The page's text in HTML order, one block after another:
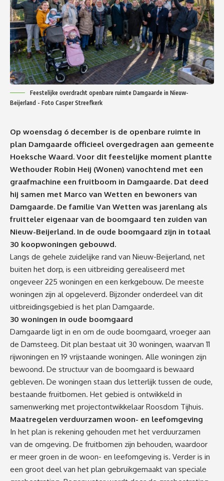
Feestelijke overdracht openbare ruimte Damgaarde in Nieuw-
Beijerland - Foto Casper Streefkerk
Op woensdag 6 december is de openbare ruimte in
plan Damgaarde officieel overgedragen aan gemeente
Hoeksche Waard. Voor dit feestelijke moment plantte
Wethouder Robin Heij (Wonen) vanochtend met een
graafmachine een fruitboom in Damgaarde. Dat deed
hij samen met Marco van Wetten en bewoners van
Damgaarde. De familie Van Wetten was jarenlang als
fruitteler eigenaar van de boomgaard ten zuiden van
Nieuw-Beijerland. In de oude boomgaard zijn in totaal
30 koopwoningen gebouwd.
Langs de gehele zuidelijke rand van Nieuw-Beijerland, net
buiten het dorp, is een uitbreiding gerealiseerd met
ongeveer 225 woningen en een kerkgebouw. De meeste
woningen zijn al opgeleverd. Bijzonder onderdeel van dit
uitbreidingsgebied is het plan Damgaarde.
30 woningen in oude boomgaard
Damgaarde ligt in en om de oude boomgaard, vroeger aan
de Damsteeg. Dit plan bestaat uit 30 woningen, waarvan 11
rijwoningen en 19 vrijstaande woningen. Alle woningen zijn
bewoond. De structuur van de boomgaard is bewaard
gebleven. De woningen staan dus letterlijk tussen de oude,
bestaande fruitbomen. Het gebied is ontwikkeld in
samenwerking met projectontwikkelaar Roosdom Tijhuis.
Maatregelen verduurzamen woon- en leefomgeving
In het plan is rekening gehouden met het verduurzamen
van de omgeving. De fruitbomen zijn behouden, waardoor
er meer groen in de woon- en leefomgeving is. Verder is in
een groot deel van het plan gebruikgemaakt van speciale